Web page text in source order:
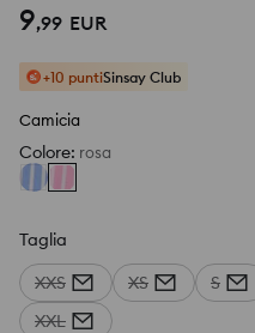
9,99 EUR
+10 puntiSinsay Club
Camicia
Colore: rosa
Taglia
XXS XS S
XXL